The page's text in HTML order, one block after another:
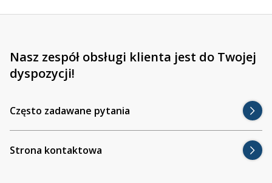
Nasz zespół obsługi klienta jest do Twojej
dyspozycji!
Często zadawane pytania
Strona kontaktowa